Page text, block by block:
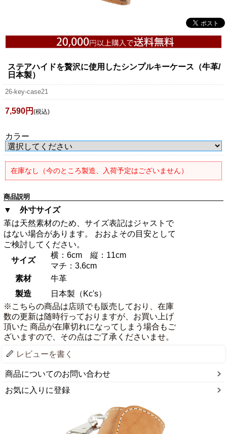
ステアハイドを贅沢に使用したシンプルキーケース（牛革/
日本製）
26-key-case21
7,590円 (税込)
カラー
在庫なし（今のところ製造、入荷予定はございません）
商品説明
▼ 外寸サイズ
革は天然素材のため、サイズ表記はジャストで
はない場合があります。 おおよその目安として
ご検討してください。
サイズ
横：6cm 縦：11cm
マチ：3.6cm
素材
牛革
製造
日本製（Kc's）
※こちらの商品は店頭でも販売しており、在庫
数の更新は随時行っておりますが、お買い上げ
頂いた 商品が在庫切れになってしまう場合もご
ざいますので、その点はご了承くださいませ。
レビューを書く
商品についてのお問い合わせ
お気に入りに登録